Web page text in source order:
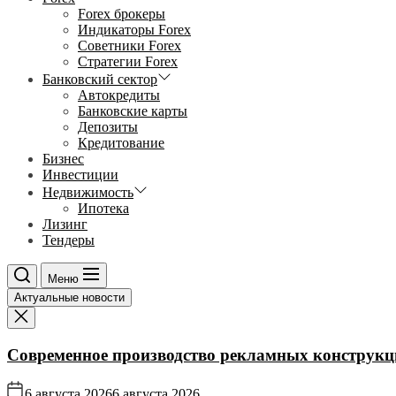
Forex брокеры
Индикаторы Forex
Советники Forex
Стратегии Forex
Банковский сектор
Автокредиты
Банковские карты
Депозиты
Кредитование
Бизнес
Инвестиции
Недвижимость
Ипотека
Лизинг
Тендеры
Меню
Актуальные новости
Современное производство рекламных